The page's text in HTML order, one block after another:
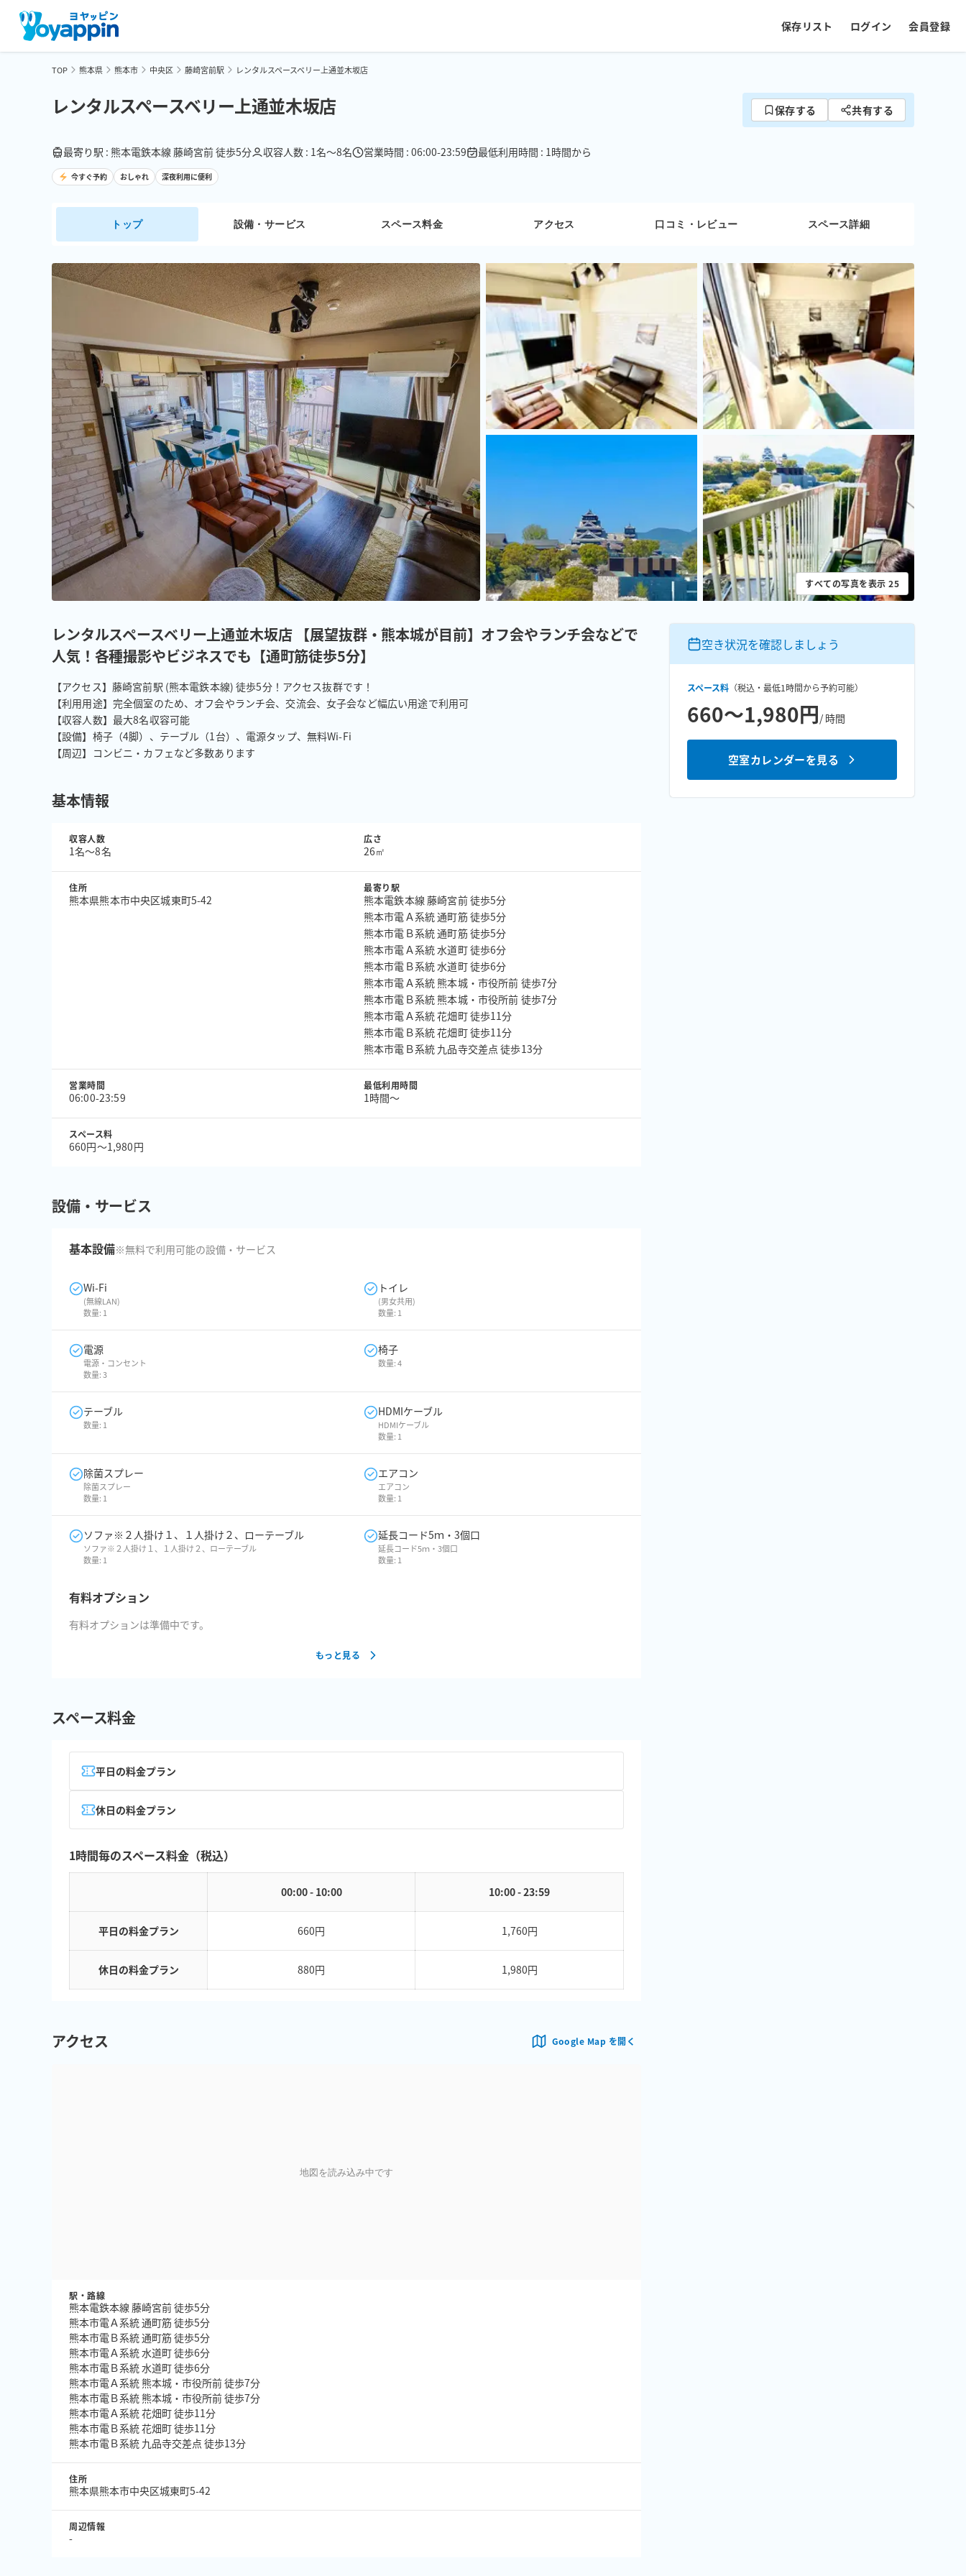
保存リスト ログイン 会員登録
TOP 熊本県 熊本市 中央区 藤崎宮前駅 レンタルスペースベリー上通並木坂店
すべての写真を表示25
レンタルスペースベリー上通並木坂店 保存する 共有する
最寄り駅 : 熊本電鉄本線 藤崎宮前 徒歩5分 収容人数 : 1名〜8名 営業時間 : 06:00-23:59 最低利用時間 : 1時間から
今すぐ予約 おしゃれ 深夜利用に便利
トップ 設備・サービス スペース料金 アクセス 口コミ・レビュー スペース詳細
レンタルスペースベリー上通並木坂店 【展望抜群・熊本城が目前】オフ会やランチ会などで
人気！各種撮影やビジネスでも【通町筋徒歩5分】
【アクセス】藤崎宮前駅 (熊本電鉄本線) 徒歩5分！アクセス抜群です！
【利用用途】完全個室のため、オフ会やランチ会、交流会、女子会など幅広い用途で利用可
【収容人数】最大8名収容可能
【設備】椅子（4脚）、テーブル（1台）、電源タップ、無料Wi-Fi
【周辺】コンビニ・カフェなど多数あります
基本情報
収容人数
1名〜8名
広さ
26㎡
住所
熊本県熊本市中央区城東町5-42
最寄り駅
熊本電鉄本線 藤崎宮前 徒歩5分
熊本市電Ａ系統 通町筋 徒歩5分
熊本市電Ｂ系統 通町筋 徒歩5分
熊本市電Ａ系統 水道町 徒歩6分
熊本市電Ｂ系統 水道町 徒歩6分
熊本市電Ａ系統 熊本城・市役所前 徒歩7分
熊本市電Ｂ系統 熊本城・市役所前 徒歩7分
熊本市電Ａ系統 花畑町 徒歩11分
熊本市電Ｂ系統 花畑町 徒歩11分
熊本市電Ｂ系統 九品寺交差点 徒歩13分
営業時間
06:00-23:59
最低利用時間
1時間〜
スペース料
660円〜1,980円
設備・サービス
基本設備※無料で利用可能の設備・サービス
Wi-Fi
(無線LAN)
数量: 1
トイレ
(男女共用)
数量: 1
電源
電源・コンセント
数量:3
椅子
数量:4
テーブル
数量: 1
HDMIケーブル
HDMIケーブル
数量: 1
除菌スプレー
除菌スプレー
数量: 1
エアコン
エアコン
数量: 1
ソファ※２人掛け１、１人掛け２、ローテーブル
ソファ※２人掛け１、１人掛け２、ローテーブル
数量: 1
延長コード5ｍ・3個口
延長コード5ｍ・3個口
数量: 1
有料オプション
有料オプションは準備中です。
もっと見る
スペース料金
平日の料金プラン
休日の料金プラン
1時間毎のスペース料金（税込）
00:00 - 10:00 10:00 - 23:59
平日の料金プラン 660円 1,760円
休日の料金プラン 880円 1,980円
アクセス Google Map を開く
地図を読み込み中です
駅・路線
熊本電鉄本線 藤崎宮前 徒歩5分
熊本市電Ａ系統 通町筋 徒歩5分
熊本市電Ｂ系統 通町筋 徒歩5分
熊本市電Ａ系統 水道町 徒歩6分
熊本市電Ｂ系統 水道町 徒歩6分
熊本市電Ａ系統 熊本城・市役所前 徒歩7分
熊本市電Ｂ系統 熊本城・市役所前 徒歩7分
熊本市電Ａ系統 花畑町 徒歩11分
熊本市電Ｂ系統 花畑町 徒歩11分
熊本市電Ｂ系統 九品寺交差点 徒歩13分
住所
熊本県熊本市中央区城東町5-42
周辺情報
-
空き状況を確認しましょう
スペース料 （税込・最低1時間から予約可能）
660〜1,980円/ 時間
空室カレンダーを見る